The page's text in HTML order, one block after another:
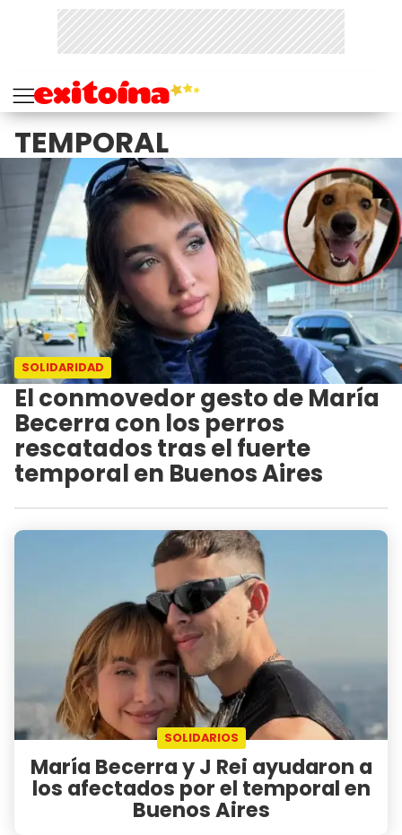
TEMPORAL
SOLIDARIDAD
El conmovedor gesto de María
Becerra con los perros
rescatados tras el fuerte
temporal en Buenos Aires
SOLIDARIOS
María Becerra y J Rei ayudaron a
los afectados por el temporal en
Buenos Aires